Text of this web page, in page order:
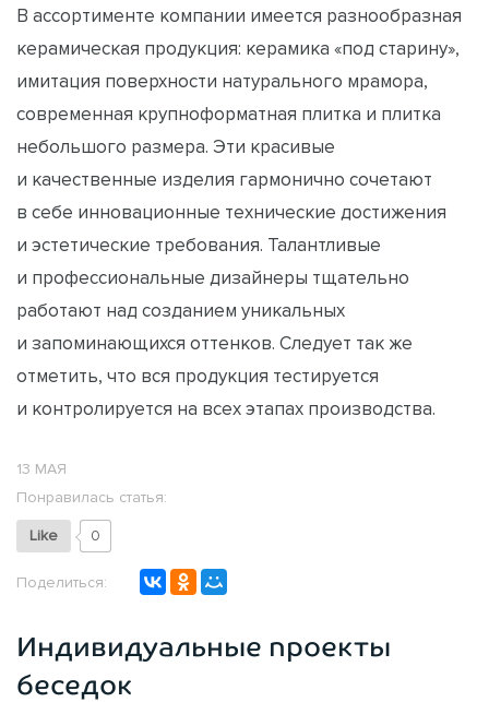
В ассортименте компании имеется разнообразная
керамическая продукция: керамика «под старину»,
имитация поверхности натурального мрамора,
современная крупноформатная плитка и плитка
небольшого размера. Эти красивые
и качественные изделия гармонично сочетают
в себе инновационные технические достижения
и эстетические требования. Талантливые
и профессиональные дизайнеры тщательно
работают над созданием уникальных
и запоминающихся оттенков. Следует так же
отметить, что вся продукция тестируется
и контролируется на всех этапах производства.
13 МАЯ
Понравилась статья:
Like 0
Поделиться:
Индивидуальные проекты
беседок